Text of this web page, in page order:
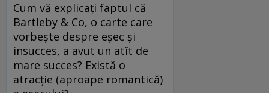
Cum vă explicaţi faptul că
Bartleby & Co, o carte care
vorbeşte despre eşec şi
insucces, a avut un atît de
mare succes? Există o
atracţie (aproape romantică)